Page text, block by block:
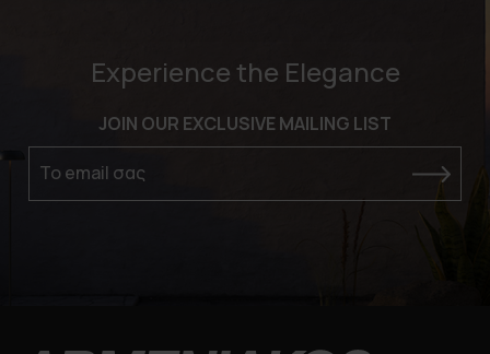
Experience the Elegance
JOIN OUR EXCLUSIVE MAILING LIST
Το email σας